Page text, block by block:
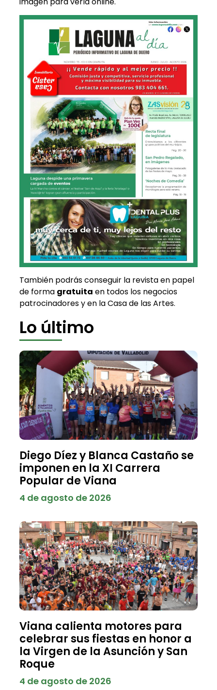
También podrás conseguir la revista en papel
de forma gratuita en todos los negocios
patrocinadores y en la Casa de las Artes.
Lo último
Diego Díez y Blanca Castaño se
imponen en la XI Carrera
Popular de Viana
4 de agosto de 2026
Viana calienta motores para
celebrar sus fiestas en honor a
la Virgen de la Asunción y San
Roque
4 de agosto de 2026